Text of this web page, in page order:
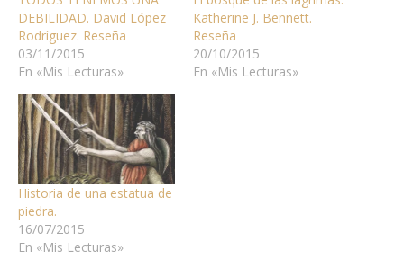
DEBILIDAD. David López
Rodríguez. Reseña
03/11/2015
En «Mis Lecturas»
Katherine J. Bennett.
Reseña
20/10/2015
En «Mis Lecturas»
Historia de una estatua de
piedra.
16/07/2015
En «Mis Lecturas»